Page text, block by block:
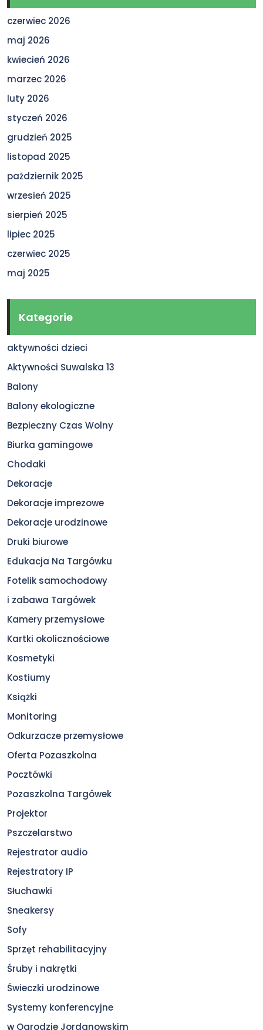
czerwiec 2026
maj 2026
kwiecień 2026
marzec 2026
luty 2026
styczeń 2026
grudzień 2025
listopad 2025
październik 2025
wrzesień 2025
sierpień 2025
lipiec 2025
czerwiec 2025
maj 2025
Kategorie
aktywności dzieci
Aktywności Suwalska 13
Balony
Balony ekologiczne
Bezpieczny Czas Wolny
Biurka gamingowe
Chodaki
Dekoracje
Dekoracje imprezowe
Dekoracje urodzinowe
Druki biurowe
Edukacja Na Targówku
Fotelik samochodowy
i zabawa Targówek
Kamery przemysłowe
Kartki okolicznościowe
Kosmetyki
Kostiumy
Książki
Monitoring
Odkurzacze przemysłowe
Oferta Pozaszkolna
Pocztówki
Pozaszkolna Targówek
Projektor
Pszczelarstwo
Rejestrator audio
Rejestratory IP
Słuchawki
Sneakersy
Sofy
Sprzęt rehabilitacyjny
Śruby i nakrętki
Świeczki urodzinowe
Systemy konferencyjne
w Ogrodzie Jordanowskim